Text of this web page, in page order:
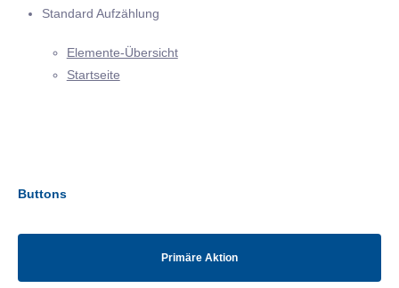
Standard Aufzählung
Elemente-Übersicht
Startseite
Buttons
Primäre Aktion